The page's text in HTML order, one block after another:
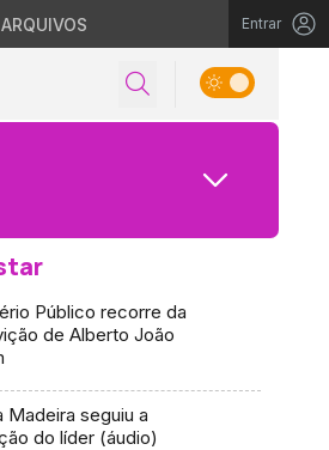
Entrar
Público recorre da
de Alberto João
Madeira seguiu a
do líder (áudio)